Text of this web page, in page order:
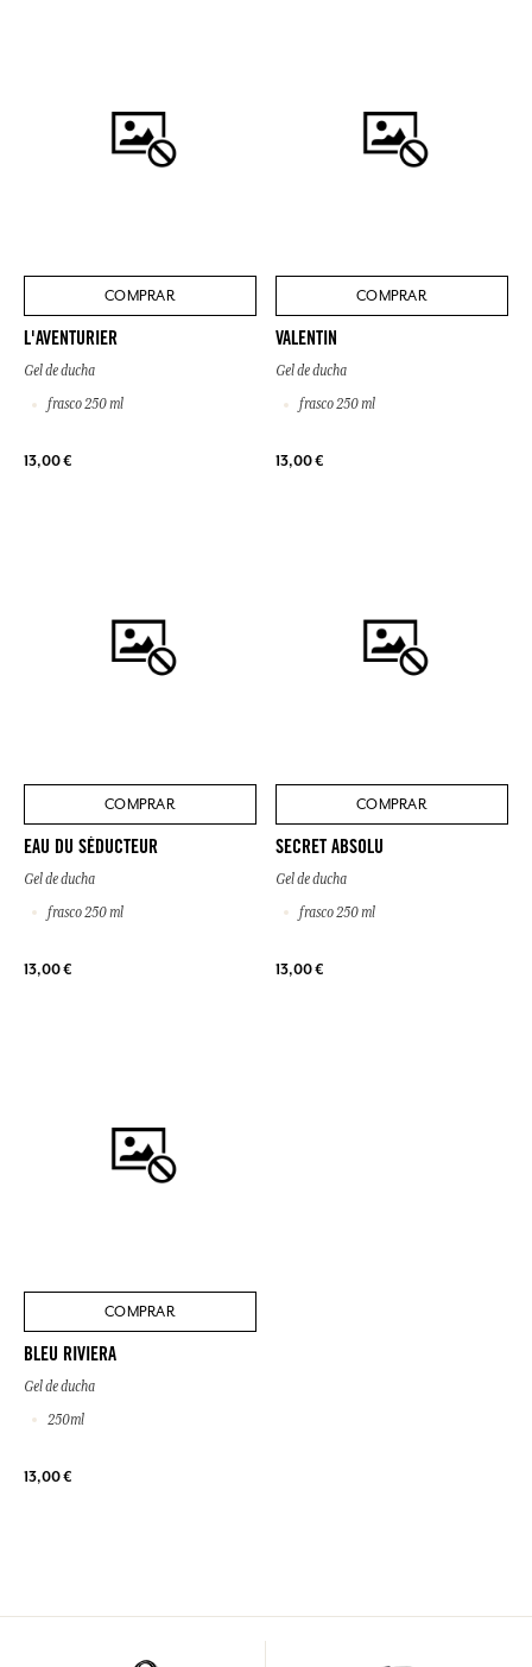
COMPRAR
L'AVENTURIER
Gel de ducha
frasco 250 ml
13,00 €
COMPRAR
VALENTIN
Gel de ducha
frasco 250 ml
13,00 €
COMPRAR
EAU DU SÉDUCTEUR
Gel de ducha
frasco 250 ml
13,00 €
COMPRAR
SECRET ABSOLU
Gel de ducha
frasco 250 ml
13,00 €
COMPRAR
BLEU RIVIERA
Gel de ducha
250ml
13,00 €